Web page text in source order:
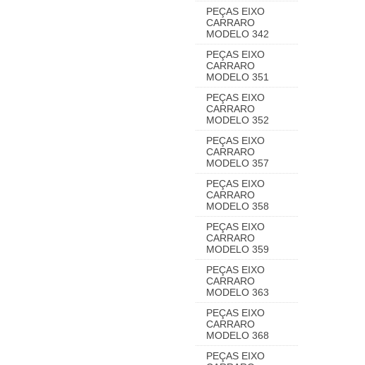
PEÇAS EIXO
CARRARO
MODELO 342
PEÇAS EIXO
CARRARO
MODELO 351
PEÇAS EIXO
CARRARO
MODELO 352
PEÇAS EIXO
CARRARO
MODELO 357
PEÇAS EIXO
CARRARO
MODELO 358
PEÇAS EIXO
CARRARO
MODELO 359
PEÇAS EIXO
CARRARO
MODELO 363
PEÇAS EIXO
CARRARO
MODELO 368
PEÇAS EIXO